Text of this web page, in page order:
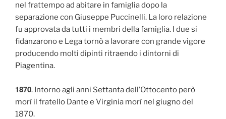
nel frattempo ad abitare in famiglia dopo la
separazione con Giuseppe Puccinelli. La loro relazione
fu approvata da tutti i membri della famiglia. I due si
fidanzarono e Lega tornò a lavorare con grande vigore
producendo molti dipinti ritraendo i dintorni di
Piagentina.
1870. Intorno agli anni Settanta dell’Ottocento però
morì il fratello Dante e Virginia morì nel giugno del
1870.